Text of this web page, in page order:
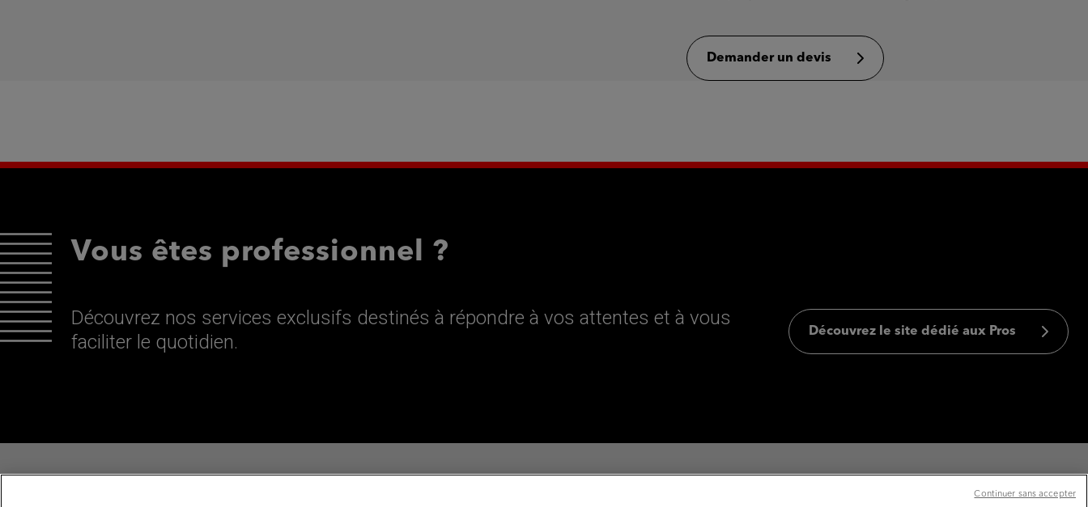
Demander un devis
Vous êtes professionnel ?
Découvrez nos services exclusifs destinés à répondre à vos attentes et à vous
faciliter le quotidien.
Découvrez le site dédié aux Pros
Continuer sans accepter